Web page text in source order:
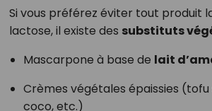
Si vous préférez éviter tout produit
lactose, il existe des substituts
Mascarpone à base de lait
Crèmes végétales épaissies (tofu
coco, etc.)